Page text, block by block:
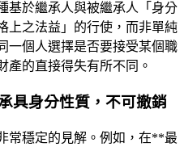
基於繼承人與被繼承人「身分
上之法益」的行使，而非單純
一個人選擇是否要接受某個職
產的直接得失有所不同。
具身分性質，不可撤銷
常穩定的見解。例如，在**最